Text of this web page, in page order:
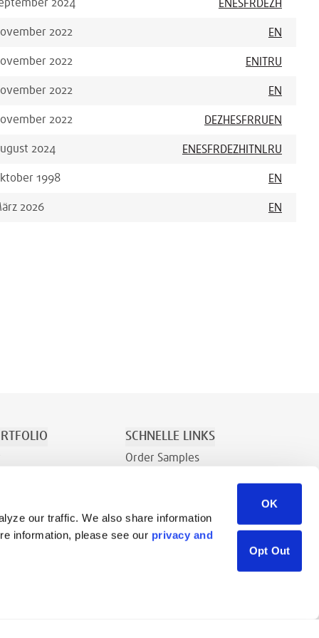
our traffic. We also share information
information, please see our privacy and
OK
Opt Out
2024 EN ESFR DEZH
2022 EN
2022 EN RU
2022 EN
2022 DEZH ESFRRUEN
2024 EN ESFR DEZH NL RU
1998 EN
2026 EN
SCHNELLE LINKS
Order Samples